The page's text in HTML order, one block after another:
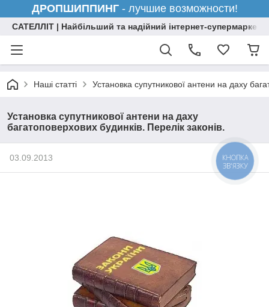
ДРОПШИППИНГ- лучшие возможности!
САТЕЛЛІТ | Найбільший та надійний інтернет-супермаркет
Наші статті Установка супутникової антени на даху
Установка супутникової антени на даху
багатоповерхових будинків. Перелік законів.
03.09.2013
КНОПКА
ЗВ'ЯЗКУ